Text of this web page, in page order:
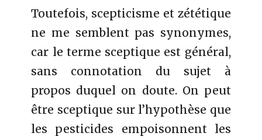
Toutefois, scepticisme et zététique
ne me semblent pas synonymes,
car le terme sceptique est général,
sans connotation du sujet à
propos duquel on doute. On peut
être sceptique sur l’hypothèse que
les pesticides empoisonnent les